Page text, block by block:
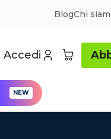
BlogChi
Accedi